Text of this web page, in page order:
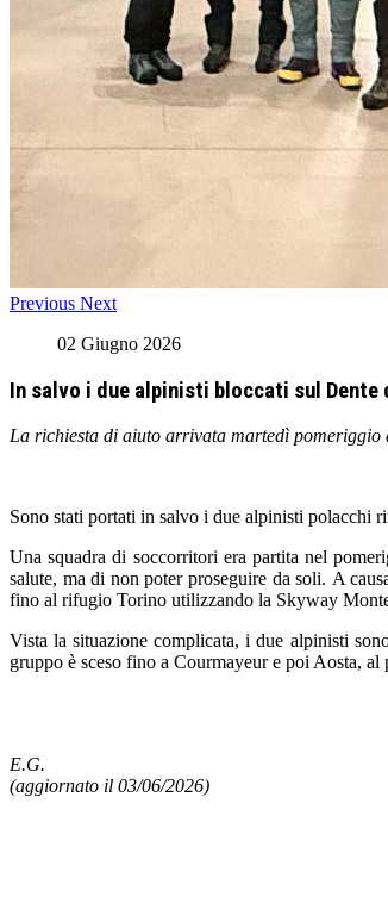
Previous Next
02 Giugno 2026
In salvo i due alpinisti bloccati sul Dente
La richiesta di aiuto arrivata martedì pomeriggio
Sono stati portati in salvo i due alpinisti polacchi
Una squadra di soccorritori era partita nel
salute, ma di non poter proseguire da soli. A
fino al rifugio Torino utilizzando la Skyway
Vista la situazione complicata, i due alpinisti
gruppo è sceso fino a Courmayeur e poi Aosta,
E.G.
(aggiornato il 03/06/2026)